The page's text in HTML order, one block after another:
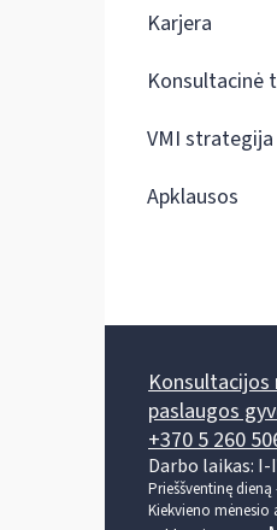
Karjera
Konsultacinė
VMI strategija
Apklausos
Konsultacijos
paslaugos
+370 5 260
Darbo laikas: I-
Prieššventinę
Kiekvieno mėnesio